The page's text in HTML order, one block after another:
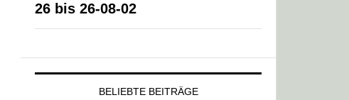
26 bis 26-08-02
BELIEBTE BEITRÄGE